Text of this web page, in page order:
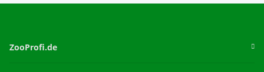
ZooProfi.de